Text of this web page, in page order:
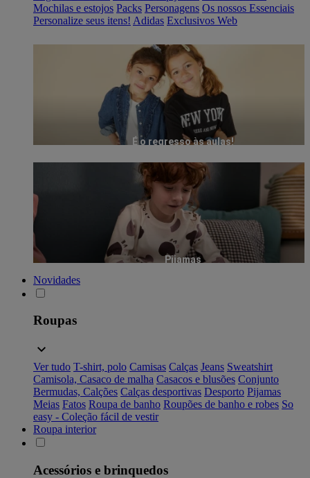
Mochilas e estojos Packs Personagens Os nossos Essenciais
Personalize seus itens! Adidas Exclusivos Web
É o regresso às aulas!
Pijamas
Novidades
Roupas
Ver tudo T-shirt, polo Camisas Calças Jeans Sweatshirt
Camisola, Casaco de malha Casacos e blusões Conjunto
Bermudas, Calções Calças desportivas Desporto Pijamas
Meias Fatos Roupa de banho Roupões de banho e robes So
easy - Coleção fácil de vestir
Roupa interior
Acessórios e brinquedos